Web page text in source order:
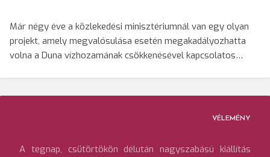
Már négy éve a közlekedési minisztériumnál van egy olyan
projekt, amely megvalósulása esetén megakadályozhatta
volna a Duna vízhozamának csökkenésével kapcsolatos…
VÉLEMÉNY
A tegnap, csütörtökön délután nagyszabású kiállítás